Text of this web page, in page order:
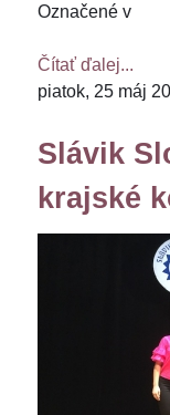
Označené v
Čítať ďalej...
piatok, 25 máj
Slávik
krajské